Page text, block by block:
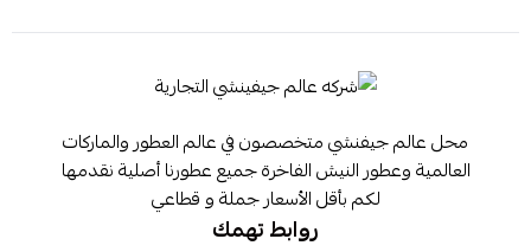
محل عالم جيفنشي متخصصون في عالم العطور والماركات
العالمية وعطور النيش الفاخرة جميع عطورنا أصلية نقدمها
لكم بأقل الأسعار جملة و قطاعي
روابط تهمك